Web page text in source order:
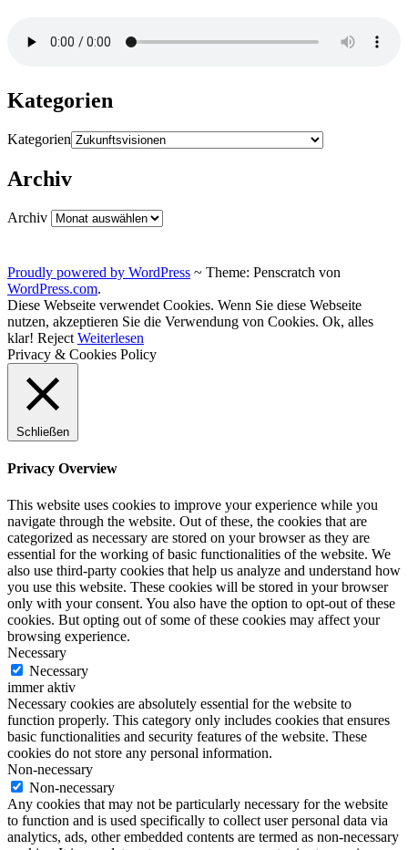
Kategorien
Kategorien
Archiv
Archiv
Proudly powered by WordPress ~ Theme: Penscratch von
WordPress.com.
Diese Webseite verwendet Cookies. Wenn Sie diese Webseite
nutzen, akzeptieren Sie die Verwendung von Cookies. Ok, alles
klar! Reject Weiterlesen
Privacy & Cookies Policy
Schließen
Privacy Overview
This website uses cookies to improve your experience while you
navigate through the website. Out of these, the cookies that are
categorized as necessary are stored on your browser as they are
essential for the working of basic functionalities of the website. We
also use third-party cookies that help us analyze and understand how
you use this website. These cookies will be stored in your browser
only with your consent. You also have the option to opt-out of these
cookies. But opting out of some of these cookies may affect your
browsing experience.
Necessary
Necessary
immer aktiv
Necessary cookies are absolutely essential for the website to
function properly. This category only includes cookies that ensures
basic functionalities and security features of the website. These
cookies do not store any personal information.
Non-necessary
Non-necessary
Any cookies that may not be particularly necessary for the website
to function and is used specifically to collect user personal data via
analytics, ads, other embedded contents are termed as non-necessary